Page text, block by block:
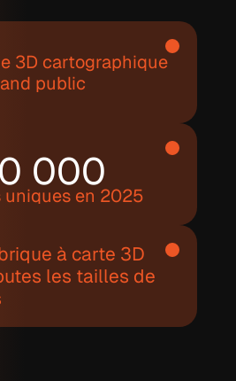
3D cartographique
public
000
en 2025
à carte 3D
les tailles de